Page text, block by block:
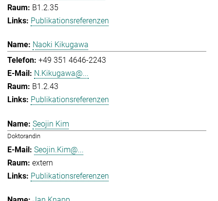
B1.2.35
Publikationsreferenzen
Naoki Kikugawa
+49 351 4646-2243
N.Kikugawa@...
B1.2.43
Publikationsreferenzen
Seojin Kim
Doktorandin
Seojin.Kim@...
extern
Publikationsreferenzen